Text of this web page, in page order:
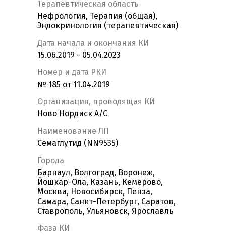
Терапевтическая область
Нефрология, Терапия (общая),
Эндокринология (терапевтическая)
Дата начала и окончания КИ
15.06.2019 - 05.04.2023
Номер и дата РКИ
№ 185 от 11.04.2019
Организация, проводящая КИ
Ново Нордиск А/С
Наименование ЛП
Семаглутид (NN9535)
Города
Барнаул, Волгоград, Воронеж,
Йошкар-Ола, Казань, Кемерово,
Москва, Новосибирск, Пенза,
Самара, Санкт-Петербург, Саратов,
Ставрополь, Ульяновск, Ярославль
Фаза КИ